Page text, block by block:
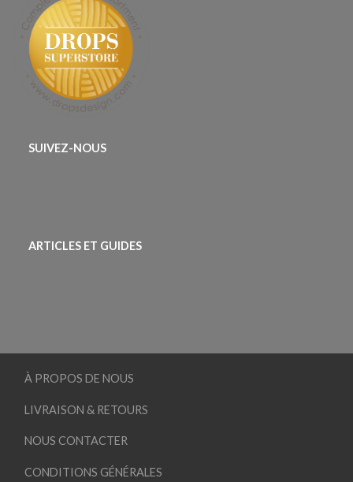
SUIVEZ-NOUS
ARTICLES ET GUIDES
À PROPOS DE NOUS
LIVRAISON & RETOURS
NOUS CONTACTER
CONDITIONS GÉNÉRALES